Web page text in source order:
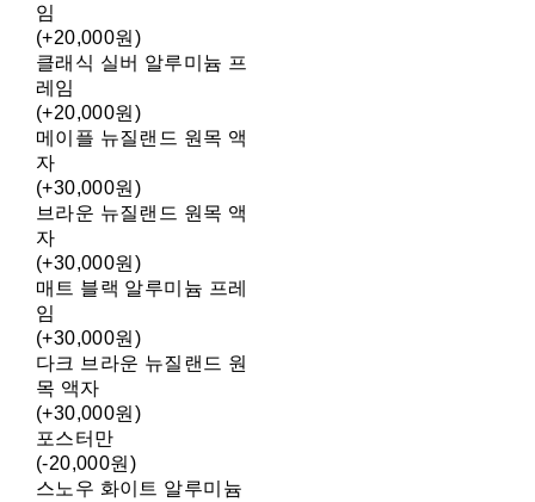
임
(+20,000원)
클래식 실버 알루미늄 프
레임
(+20,000원)
메이플 뉴질랜드 원목 액
자
(+30,000원)
브라운 뉴질랜드 원목 액
자
(+30,000원)
매트 블랙 알루미늄 프레
임
(+30,000원)
다크 브라운 뉴질랜드 원
목 액자
(+30,000원)
포스터만
(-20,000원)
스노우 화이트 알루미늄